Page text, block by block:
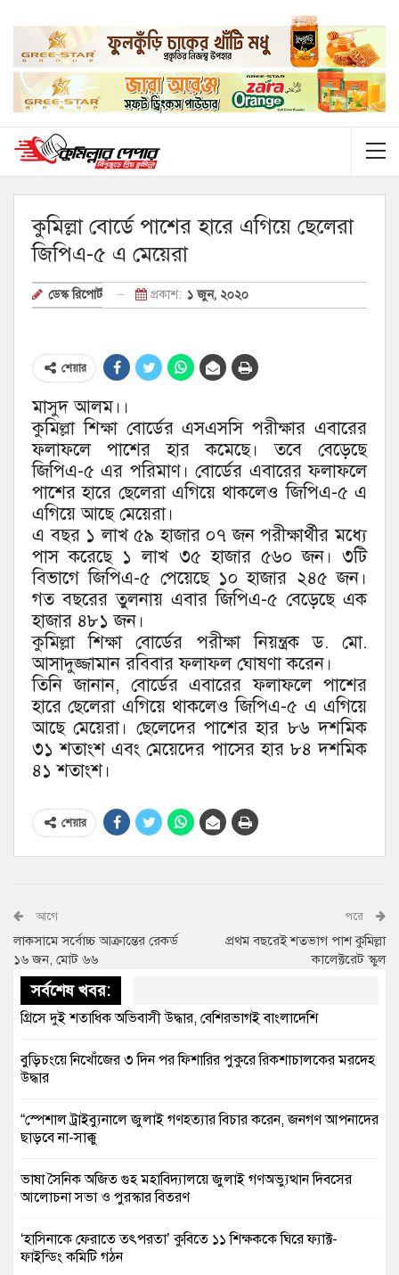
কুমিল্লা বোর্ডে পাশের হারে এগিয়ে ছেলেরা
জিপিএ-৫ এ মেয়েরা
ডেস্ক রিপোর্ট প্রকাশ: ১ জুন, ২০২০
শেয়ার
মাসুদ আলম।।
কুমিল্লা শিক্ষা বোর্ডের এসএসসি পরীক্ষার এবারের
ফলাফলে পাশের হার কমেছে। তবে বেড়েছে
জিপিএ-৫ এর পরিমাণ। বোর্ডের এবারের ফলাফলে
পাশের হারে ছেলেরা এগিয়ে থাকলেও জিপিএ-৫ এ
এগিয়ে আছে মেয়েরা।
এ বছর ১ লাখ ৫৯ হাজার ০৭ জন পরীক্ষার্থীর মধ্যে
পাস করেছে ১ লাখ ৩৫ হাজার ৫৬০ জন। ৩টি
বিভাগে জিপিএ-৫ পেয়েছে ১০ হাজার ২৪৫ জন।
গত বছরের তুলনায় এবার জিপিএ-৫ বেড়েছে এক
হাজার ৪৮১ জন।
কুমিল্লা শিক্ষা বোর্ডের পরীক্ষা নিয়ন্ত্রক ড. মো.
আসাদুজ্জামান রবিবার ফলাফল ঘোষণা করেন।
তিনি জানান, বোর্ডের এবারের ফলাফলে পাশের
হারে ছেলেরা এগিয়ে থাকলেও জিপিএ-৫ এ এগিয়ে
আছে মেয়েরা। ছেলেদের পাশের হার ৮৬ দশমিক
৩১ শতাংশ এবং মেয়েদের পাসের হার ৮৪ দশমিক
৪১ শতাংশ।
শেয়ার
আগে
লাকসামে সর্বোচ্চ আক্রান্তের রেকর্ড
১৬ জন, মোট ৬৬
পরে
প্রথম বছরেই শতভাগ পাশ কুমিল্লা
কালেক্টরেট স্কুল
সর্বশেষ খবর:
গ্রিসে দুই শতাধিক অভিবাসী উদ্ধার, বেশিরভাগই বাংলাদেশি
বুড়িচংয়ে নিখোঁজের ৩ দিন পর ফিশারির পুকুরে রিকশাচালকের মরদেহ
উদ্ধার
“স্পেশাল ট্রাইব্যুনালে জুলাই গণহত্যার বিচার করেন, জনগণ আপনাদের
ছাড়বে না-সাক্কু
ভাষা সৈনিক অজিত গুহ মহাবিদ্যালয়ে জুলাই গণঅভ্যুত্থান দিবসের
আলোচনা সভা ও পুরস্কার বিতরণ
‘হাসিনাকে ফেরাতে তৎপরতা’ কুবিতে ১১ শিক্ষককে ঘিরে ফ্যাক্ট-
ফাইন্ডিং কমিটি গঠন